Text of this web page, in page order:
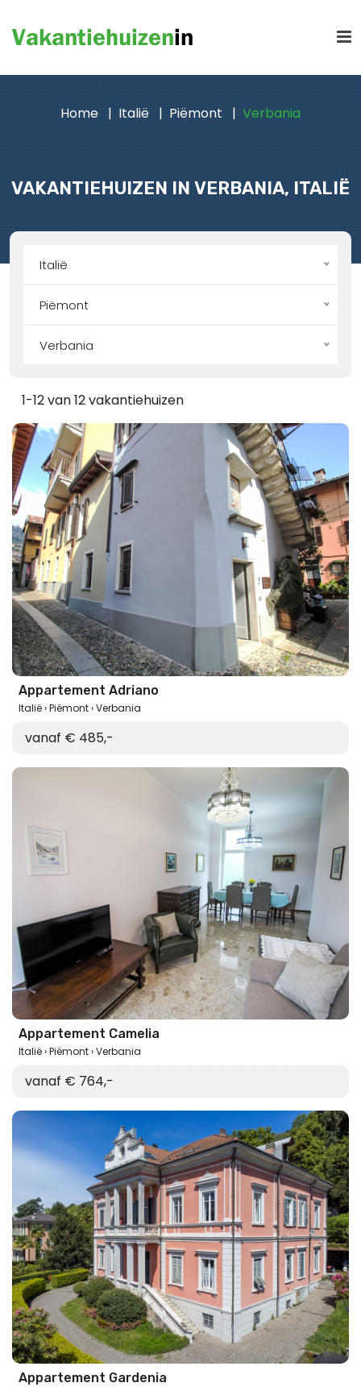
VAKANTIEHUIZEN IN VERBANIA, ITALIË
Home Italië Piëmont Verbania
Italië
Piëmont
Verbania
1-12 van 12 vakantiehuizen
Appartement Adriano
Italië Piëmont Verbania
vanaf € 485,-
Appartement Camelia
Italië Piëmont Verbania
vanaf € 764,-
Appartement Gardenia